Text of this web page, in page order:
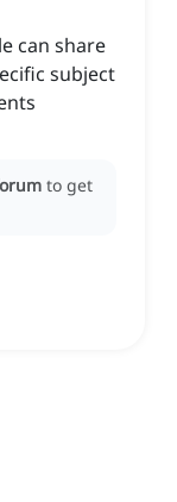
can share
subject
to get